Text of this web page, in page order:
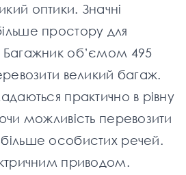
оптики. Значні
простору для
Багажник об’ємом 495
великий багаж.
практично в рівну
можливість перевозити
особистих речей.
приводом.